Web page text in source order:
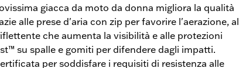
giacca da moto da donna migliora la qualità
alle prese d'aria con zip per favorire l'aerazione, al
che aumenta la visibilità e alle protezioni
su spalle e gomiti per difendere dagli impatti.
per soddisfare i requisiti di resistenza alle